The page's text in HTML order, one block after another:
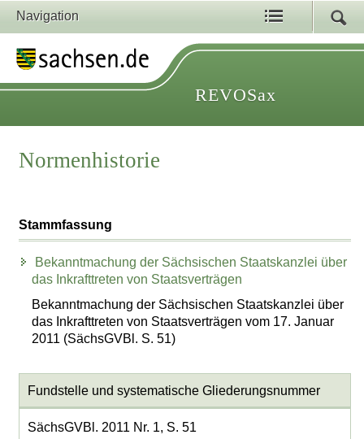
Navigation
REVOSax
Normenhistorie
Stammfassung
Bekanntmachung der Sächsischen Staatskanzlei über
das Inkrafttreten von Staatsverträgen
Bekanntmachung der Sächsischen Staatskanzlei über
das Inkrafttreten von Staatsverträgen vom 17. Januar
2011 (SächsGVBl. S. 51)
Fundstelle und systematische Gliederungsnummer
SächsGVBl. 2011 Nr. 1, S. 51